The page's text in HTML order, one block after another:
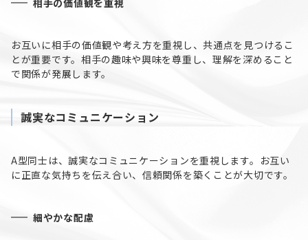
お互いに相手の価値観や考え方を重視し、共通点を見つけるこ
とが重要です。相手の趣味や興味を尊重し、理解を深めること
で関係が発展します。
誠実なコミュニケーション
A型同士は、誠実なコミュニケーションを重視します。お互い
に正直な気持ちを伝え合い、信頼関係を築くことが大切です。
細やかな配慮